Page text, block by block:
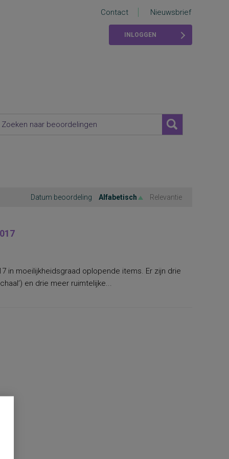
Contact Nieuwsbrief
INLOGGEN
Datum beoordeling Alfabetisch Relevantie
in moeilijkheidsgraad oplopende items. Er zijn drie
en drie meer ruimtelijke...